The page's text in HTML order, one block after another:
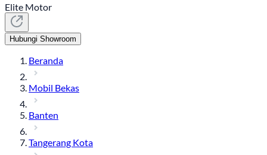
Elite Motor
Hubungi Showroom
Beranda
Mobil Bekas
Banten
Tangerang Kota